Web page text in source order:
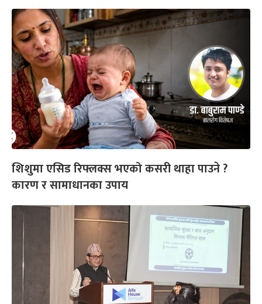
शिशुमा एसिड रिफ्लक्स भएको कसरी थाहा पाउने ?
कारण र सामाधानका उपाय